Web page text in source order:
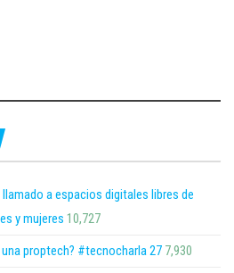
a espacios digitales libres de
y mujeres 10,727
proptech? #tecnocharla 27 7,930